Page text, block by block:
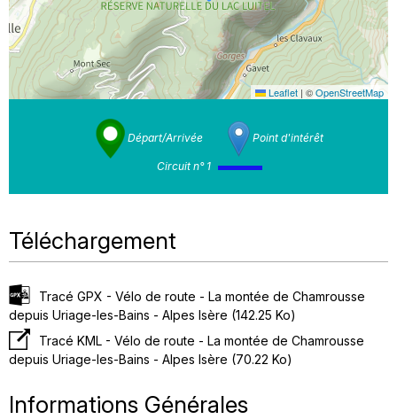
Leaflet | ©OpenStreetMap
Départ/Arrivée Point d'intérêt
Circuit n° 1
Téléchargement
Tracé GPX - Vélo de route - La montée de Chamrousse
depuis Uriage-les-Bains - Alpes Isère (142.25 Ko)
Tracé KML - Vélo de route - La montée de Chamrousse
depuis Uriage-les-Bains - Alpes Isère (70.22 Ko)
Informations Générales